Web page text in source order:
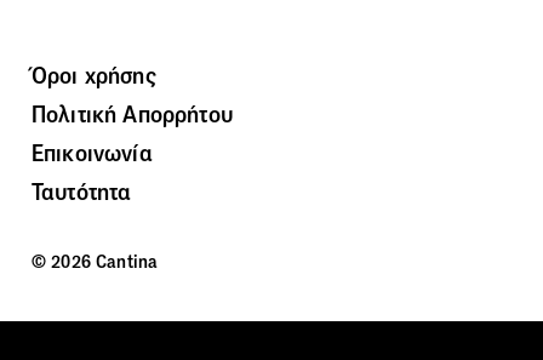
Όροι χρήσης
Πολιτική Απορρήτου
Επικοινωνία
Ταυτότητα
© 2026 Cantina